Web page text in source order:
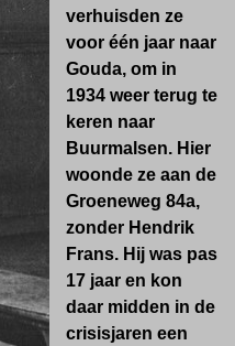
verhuisden ze
voor één jaar naar
Gouda, om in
1934 weer terug te
keren naar
Buurmalsen. Hier
woonde ze aan de
Groeneweg 84a,
zonder Hendrik
Frans. Hij was pas
17 jaar en kon
daar midden in de
crisisjaren een